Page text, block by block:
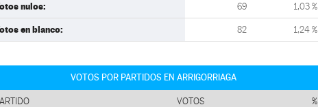
nulos: 69 1,03 %
en blanco: 82 1,24 %
VOTOS POR PARTIDOS EN ARRIGORRIAGA
VOTOS %